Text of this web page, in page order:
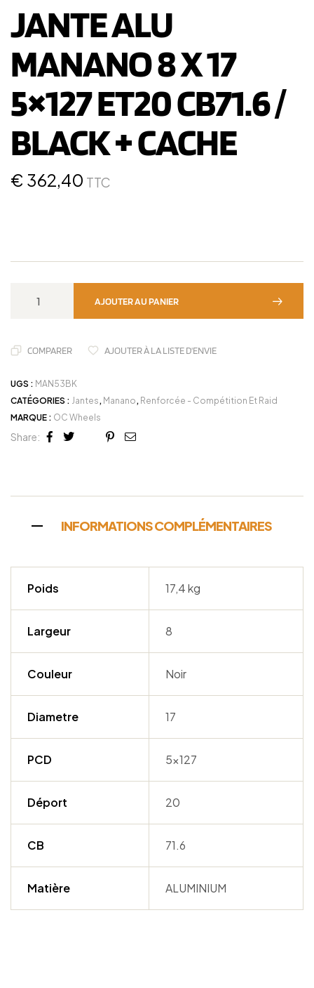
JANTE ALU
MANANO 8 X 17
5×127 ET20 CB71.6 /
BLACK + CACHE
€ 362,40 TTC
AJOUTER AU PANIER
COMPARER AJOUTER À LA LISTE D'ENVIE
UGS : MAN53BK
CATÉGORIES : Jantes, Manano, Renforcée - Compétition Et Raid
MARQUE : OC Wheels
Share:
Facebook
TwitterLinkedin
Google+
Pinterest
Email
INFORMATIONS COMPLÉMENTAIRES
Poids 17,4 kg
Largeur 8
Couleur Noir
Diametre 17
PCD 5×127
Déport 20
CB 71.6
Matière ALUMINIUM